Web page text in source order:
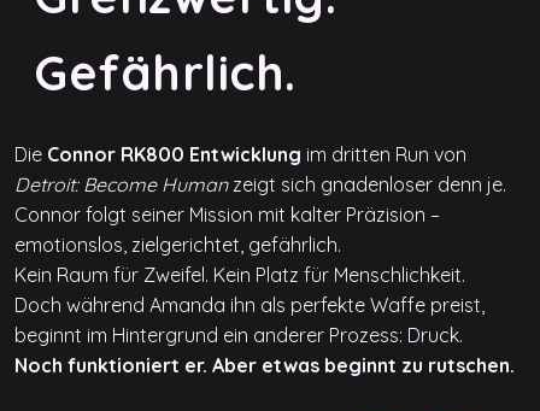
Gefährlich.
Die Connor RK800 Entwicklung im dritten Run von
Detroit: Become Humanzeigt sich gnadenloser denn je.
Connor folgt seiner Mission mit kalter Präzision –
emotionslos, zielgerichtet, gefährlich.
Kein Raum für Zweifel. Kein Platz für Menschlichkeit.
Doch während Amanda ihn als perfekte Waffe preist,
beginnt im Hintergrund ein anderer Prozess: Druck.
Noch funktioniert er. Aber etwas beginnt zu rutschen.